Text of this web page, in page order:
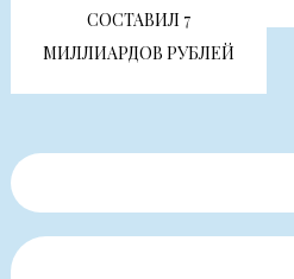
СОСТАВИЛ 7
МИЛЛИАРДОВ РУБЛЕЙ